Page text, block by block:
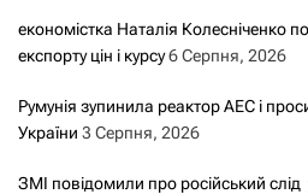
економістка Наталія Колесніченко
експорту цін і курсу6 Серпня, 2026
Румунія зупинила реактор АЕС і
України 3 Серпня, 2026
ЗМІ повідомили про російський слід